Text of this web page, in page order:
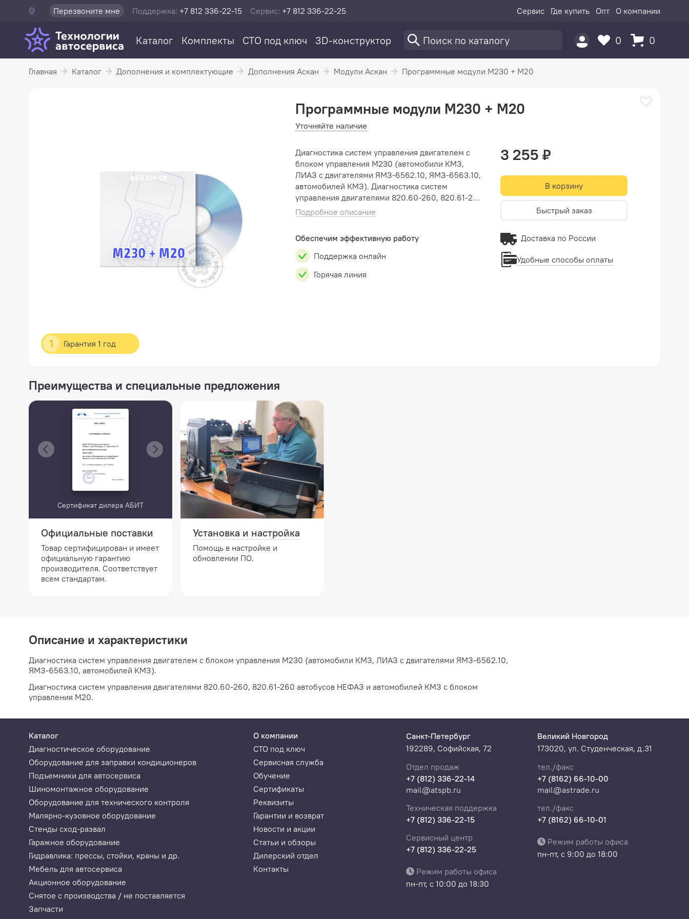
Перезвоните мне Поддержка: +7 812 336-22-15 Сервис: +7 812 336-22-25 Сервис Где купить Опт О компании
Каталог Комплекты СТО под ключ 3D-конструктор 0 0
Главная Каталог Дополнения и комплектующие Дополнения Аскан Модули Аскан Программные модули М230 + М20
1 Гарантия 1 год
Программные модули М230 + М20
Уточняйте наличие
Диагностика систем управления двигателем с
блоком управления М230 (автомобили КМЗ,
ЛИАЗ с двигателями ЯМЗ-6562.10, ЯМЗ-6563.10,
автомобилей КМЗ). Диагностика систем
управления двигателями 820.60-260, 820.61-260
автобусов НЕФАЗ и автомобилей КМЗ с блоком
управления М20.
Подробное описание
Обеспечим эффективную работу
Поддержка онлайн
Горячая линия
3 255 ₽
В корзину
Быстрый заказ
Доставка по России
Удобные способы оплаты
Преимущества и специальные предложения
Сертификат дилера АБИТ
Официальные поставки
Товар сертифицирован и имеет
официальную гарантию
производителя. Соответствует
всем стандартам.
Установка и настройка
Помощь в настройке и
обновлении ПО.
Описание и характеристики
Диагностика систем управления двигателем с блоком управления М230 (автомобили КМЗ, ЛИАЗ с двигателями ЯМЗ-6562.10,
ЯМЗ-6563.10, автомобилей КМЗ).
Диагностика систем управления двигателями 820.60-260, 820.61-260 автобусов НЕФАЗ и автомобилей КМЗ с блоком
управления М20.
Каталог
Диагностическое оборудование
Оборудование для заправки кондиционеров
Подъемники для автосервиса
Шиномонтажное оборудование
Оборудование для технического контроля
Малярно-кузовное оборудование
Стенды сход-развал
Гаражное оборудование
Гидравлика: прессы, стойки, краны и др.
Мебель для автосервиса
Акционное оборудование
Снятое с производства / не поставляется
Запчасти
О компании
СТО под ключ
Сервисная служба
Обучение
Сертификаты
Реквизиты
Гарантии и возврат
Новости и акции
Статьи и обзоры
Дилерский отдел
Контакты
Санкт-Петербург
192289, Софийская, 72
Отдел продаж
+7 (812) 336-22-14
mail@atspb.ru
Техническая поддержка
+7 (812) 336-22-15
Сервисный центр
+7 (812) 336-22-25
Режим работы офиса
пн-пт, с 10:00 до 18:30
Великий Новгород
173020, ул. Студенческая, д.31
тел./факс
+7 (8162) 66-10-00
mail@astrade.ru
тел./факс
+7 (8162) 66-10-01
Режим работы офиса
пн-пт, с 9:00 до 18:00